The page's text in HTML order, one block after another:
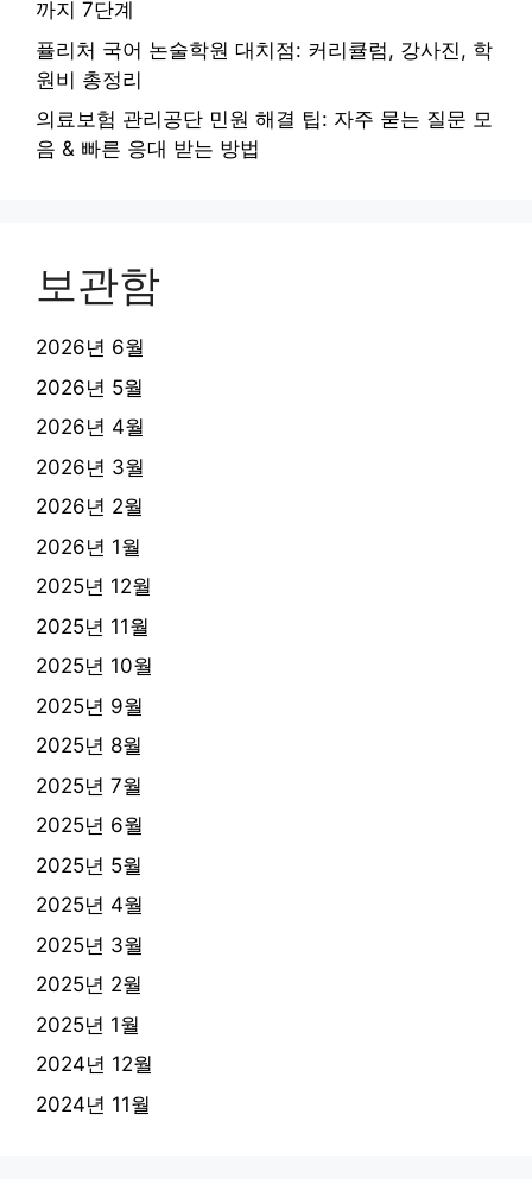
까지 7단계
퓰리처 국어 논술학원 대치점: 커리큘럼, 강사진, 학
원비 총정리
의료보험 관리공단 민원 해결 팁: 자주 묻는 질문 모
음 & 빠른 응대 받는 방법
보관함
2026년 6월
2026년 5월
2026년 4월
2026년 3월
2026년 2월
2026년 1월
2025년 12월
2025년 11월
2025년 10월
2025년 9월
2025년 8월
2025년 7월
2025년 6월
2025년 5월
2025년 4월
2025년 3월
2025년 2월
2025년 1월
2024년 12월
2024년 11월